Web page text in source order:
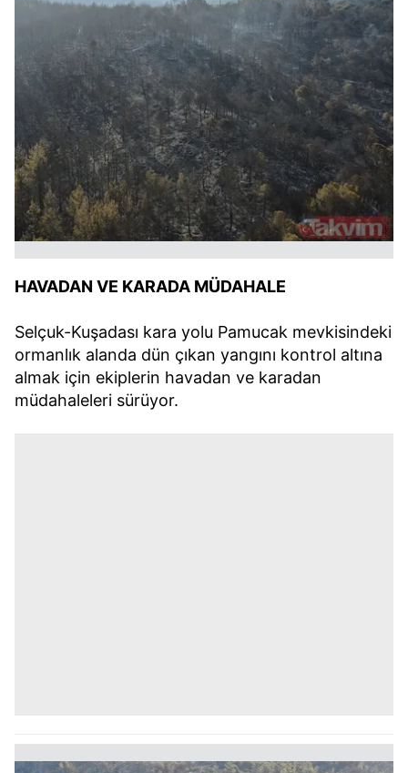
HAVADAN VE KARADA MÜDAHALE
Selçuk-Kuşadası kara yolu Pamucak mevkisindeki
ormanlık alanda dün çıkan yangını kontrol altına
almak için ekiplerin havadan ve karadan
müdahaleleri sürüyor.